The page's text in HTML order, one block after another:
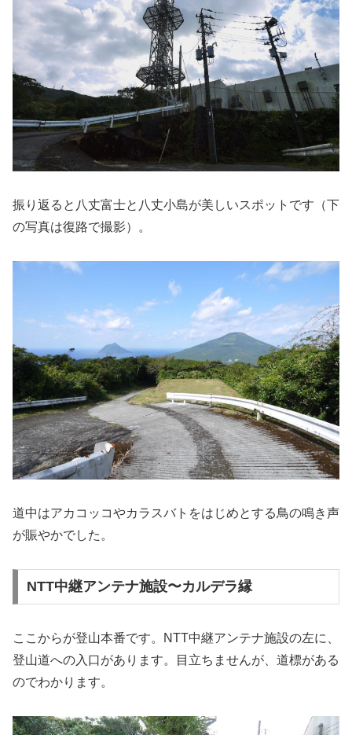
振り返ると八丈富士と八丈小島が美しいスポットです（下
の写真は復路で撮影）。
道中はアカコッコやカラスバトをはじめとする鳥の鳴き声
が賑やかでした。
NTT中継アンテナ施設〜カルデラ縁
ここからが登山本番です。NTT中継アンテナ施設の左に、
登山道への入口があります。目立ちませんが、道標がある
のでわかります。